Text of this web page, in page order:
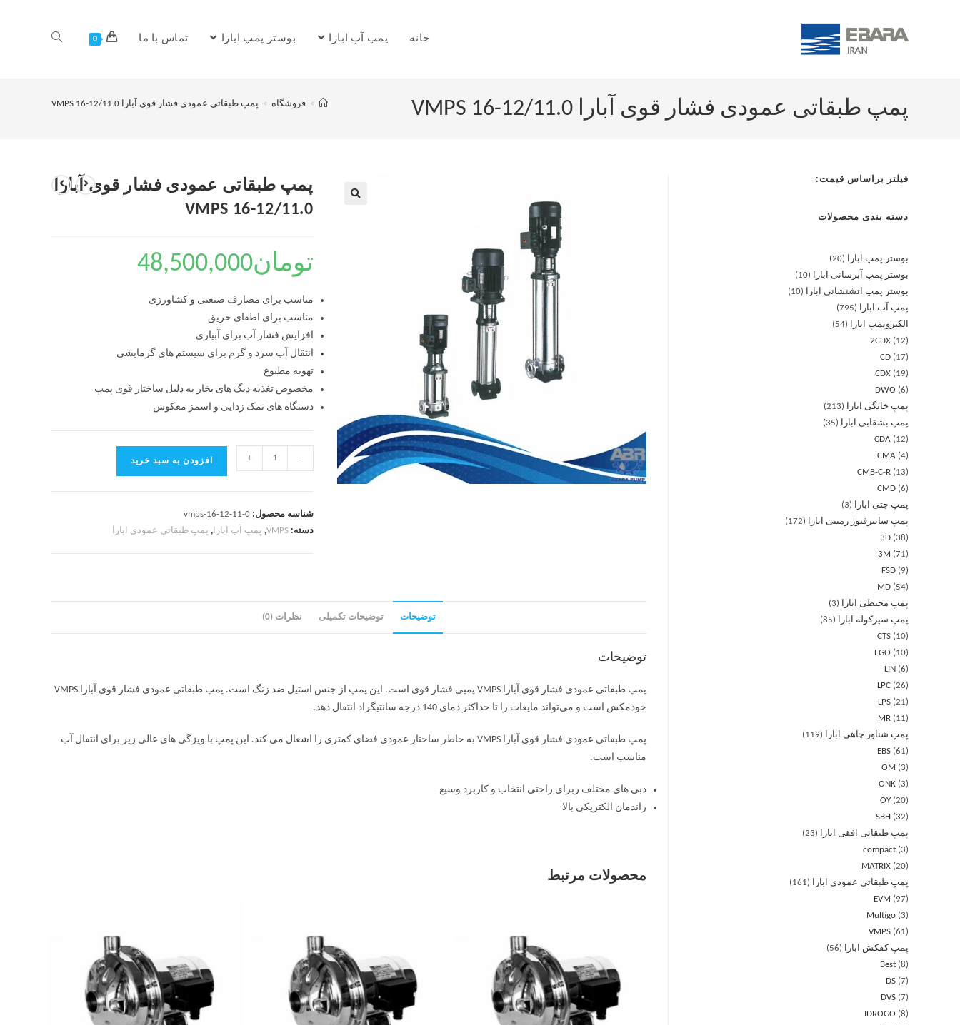
خانه پمپ آب ابارا بوستر پمپ ابارا تماس با ما 0
پمپ طبقاتی عمودی فشار قوی آبارا VMPS 16-12/11.0 > فروشگاه > پمپ طبقاتی عمودی فشار قوی آبارا VMPS 16-12/11.0
پمپ طبقاتی عمودی فشار قوی آبارا
VMPS 16-12/11.0
تومان48,500,000
مناسب برای مصارف صنعتی و کشاورزی
مناسب برای اطفای حریق
افزایش فشار آب برای آبیاری
انتقال آب سرد و گرم برای سیستم های گرمایشی
تهویه مطبوع
مخصوص تغذیه دیگ های بخار به دلیل ساختار قوی پمپ
دستگاه های نمک زدایی و اسمز معکوس
-
+ افزودن به سبد خرید
شناسه محصول:vmps-16-12-11-0
دسته:VMPS
, پمپ آب ابارا, پمپ طبقاتی عمودی ابارا
توضیحات توضیحات تکمیلی نظرات (0)
توضیحات
خودمکش است و می‌تواند مایعات را تا حداکثر دمای 140 درجه سانتیگراد انتقال دهد.
پمپ طبقاتی عمودی فشار قوی آبارا VMPS به خاطر ساختار عمودی فضای کمتری را اشغال می کند. این پمپ با ویژگی های عالی زیر برای انتقال آب
مناسب است.
دبی های مختلف ربرای راحتی انتخاب و کاربرد وسیع
راندمان الکتریکی بالا
محصولات مرتبط
فیلتر براساس قیمت:
دسته بندی محصولات
بوستر پمپ ابارا
20
بوستر پمپ آبرسانی ابارا
10
بوستر پمپ آتشنشانی ابارا
10
پمپ آب ابارا
795
الکتروپمپ ابارا
54
2CDX
12
CD
17
CDX
19
DWO
6
پمپ خانگی ابارا
213
پمپ بشقابی ابارا
35
CDA
12
CMA 4
CMB-C-R
13
CMD 6
پمپ جتی ابارا
3
پمپ سانترفیوژ زمینی ابارا
172
3D 38
3M
71
FSD
9
MD
54
پمپ محیطی ابارا
3
پمپ سیرکوله ابارا
85
CTS
10
EGO
10
LIN 6
LPC 26
LPS 21
MR
11
پمپ شناور چاهی ابارا
119
EBS 61
OM
3
ONK 3
OY 20
SBH 32
پمپ طبقاتی افقی ابارا
23
compact 3
MATRIX 20
پمپ طبقاتی عمودی ابارا
161
EVM
97
Multigo 3
VMPS 61
پمپ کفکش ابارا
56
Best 8
DS 7
DVS 7
IDROGO
8